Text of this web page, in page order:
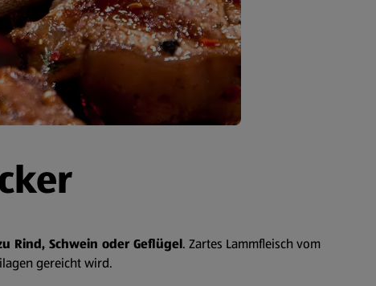
Rind, Schwein oder Geflügel. Zartes Lammfleisch vom
gereicht wird.